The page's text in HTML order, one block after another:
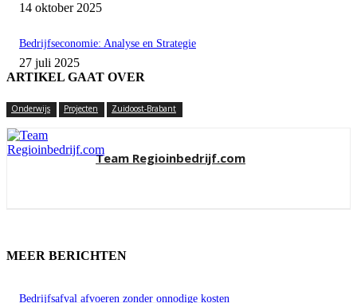
14 oktober 2025
Bedrijfseconomie: Analyse en Strategie
27 juli 2025
ARTIKEL GAAT OVER
Onderwijs Projecten Zuidoost-Brabant
Team Regioinbedrijf.com
MEER BERICHTEN
Bedrijfsafval afvoeren zonder onnodige kosten